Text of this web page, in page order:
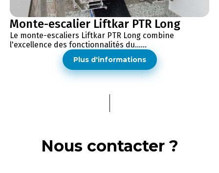
Monte-escalier Liftkar PTR Long
Le monte-escaliers Liftkar PTR Long combine
l'excellence des fonctionnalités du......
Plus d'informations
Nous contacter ?